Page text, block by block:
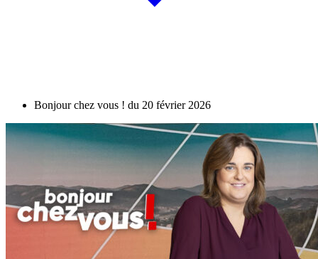
Bonjour chez vous ! du 20 février 2026